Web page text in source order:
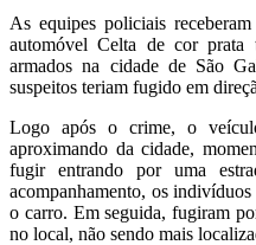
As equipes policiais
automóvel Celta de cor
armados na cidade de São
suspeitos teriam fugido em
Logo após o crime, o
aproximando da cidade,
fugir entrando por uma
acompanhamento, os
o carro. Em seguida, fugiram
no local, não sendo mais